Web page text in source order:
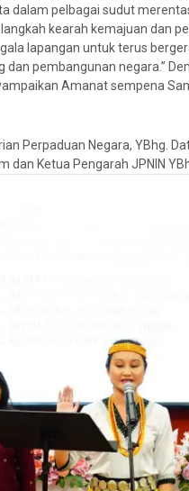
dalam pelbagai sudut
kearah kemajuan dan
lapangan untuk terus
pembangunan negara.”
Amanat sempena
Perpaduan Negara, YBhg.
dan Ketua Pengarah JPNIN